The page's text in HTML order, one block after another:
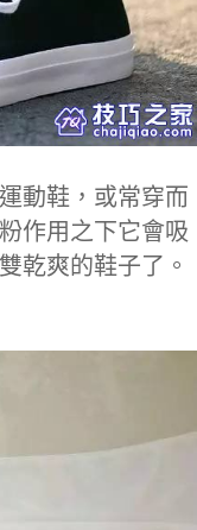
動鞋，或常穿而
作用之下它會吸
乾爽的鞋子了。